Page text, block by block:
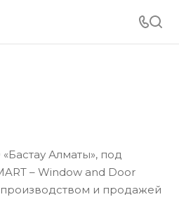
Алматы», под
– Window and Door
производством и продажей